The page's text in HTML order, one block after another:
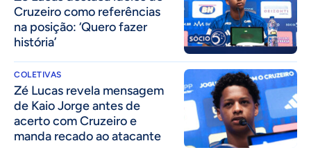
Cruzeiro como referências
na posição: ‘Quero fazer
história’
COLETIVAS
Zé Lucas revela mensagem
de Kaio Jorge antes de
acerto com Cruzeiro e
manda recado ao atacante